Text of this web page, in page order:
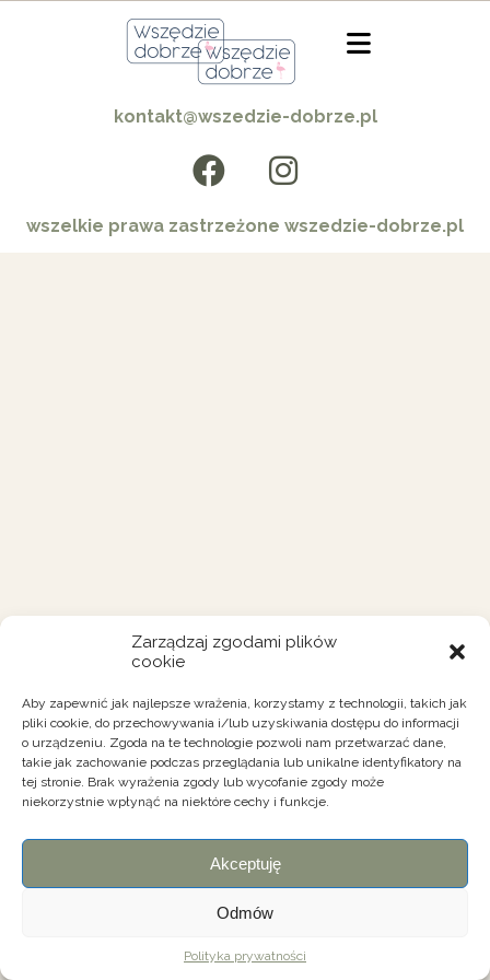
Zarządzaj zgodami plików
cookie
Aby zapewnić jak najlepsze wrażenia, korzystamy z technologii, takich jak
pliki cookie, do przechowywania i/lub uzyskiwania dostępu do informacji
o urządzeniu. Zgoda na te technologie pozwoli nam przetwarzać dane,
takie jak zachowanie podczas przeglądania lub unikalne identyfikatory na
tej stronie. Brak wyrażenia zgody lub wycofanie zgody może
niekorzystnie wpłynąć na niektóre cechy i funkcje.
Akceptuję
Odmów
Polityka prywatności
kontakt@wszedzie-dobrze.pl
wszelkie prawa zastrzeżone wszedzie-dobrze.pl